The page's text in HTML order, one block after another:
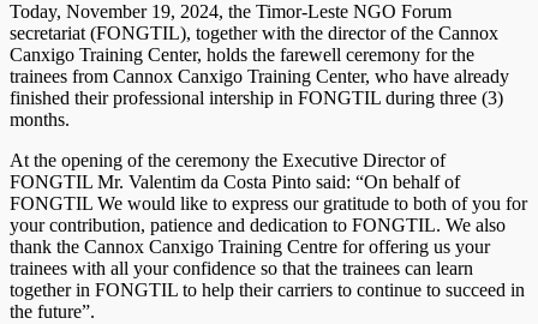
Today, November 19, 2024, the Timor-Leste NGO Forum
secretariat (FONGTIL), together with the director of the Cannox
Canxigo Training Center, holds the farewell ceremony for the
trainees from Cannox Canxigo Training Center, who have already
finished their professional intership in FONGTIL during three (3)
months.
At the opening of the ceremony the Executive Director of
FONGTIL Mr. Valentim da Costa Pinto said: “On behalf of
FONGTIL We would like to express our gratitude to both of you for
your contribution, patience and dedication to FONGTIL. We also
thank the Cannox Canxigo Training Centre for offering us your
trainees with all your confidence so that the trainees can learn
together in FONGTIL to help their carriers to continue to succeed in
the future”.